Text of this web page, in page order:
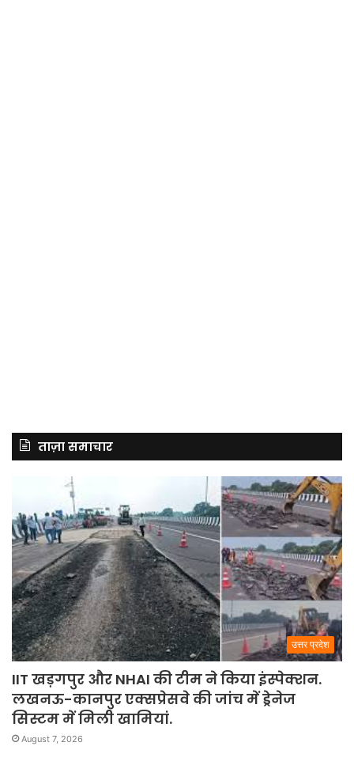
ताज़ा समाचार
उत्तर प्रदेश
IIT खड़गपुर और NHAI की टीम ने किया इंस्पेक्शन.
लखनऊ-कानपुर एक्सप्रेसवे की जांच में ड्रेनेज
सिस्टम में मिली खामियां.
August 7, 2026